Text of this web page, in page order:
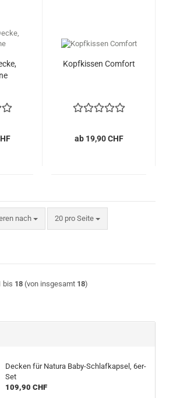
Kopfkissen Comfort
ab 19,90 CHF
nach
nach 20 pro Seite
pro Seite
bis 18 (von insgesamt 18)
Decken für Natura Baby-Schlafkapsel, 6er-
Set
109,90 CHF